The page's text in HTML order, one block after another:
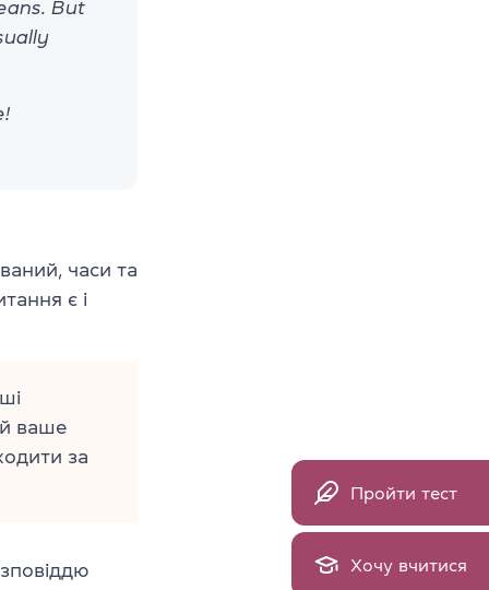
But
часи та
є і
ваше
за
Пройти тест
Хочу вчитися